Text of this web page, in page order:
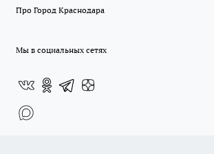
Про Город Краснодара
Мы в социальных сетях